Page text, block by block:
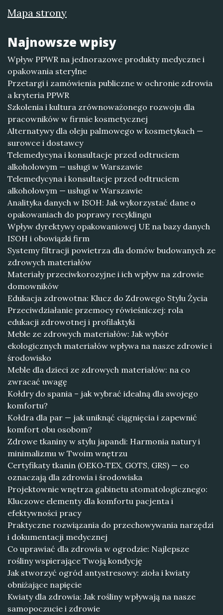
Mapa strony
Najnowsze wpisy
Wpływ PPWR na jednorazowe produkty medyczne i
opakowania sterylne
Przetargi i zamówienia publiczne w ochronie zdrowia
a kryteria PPWR
Szkolenia i kultura zrównoważonego rozwoju dla
pracowników w firmie kosmetycznej
Alternatywy dla oleju palmowego w kosmetykach —
surowce i dostawcy
Telemedycyna i konsultacje przed odtruciem
alkoholowym — usługi w Warszawie
Telemedycyna i konsultacje przed odtruciem
alkoholowym — usługi w Warszawie
Analityka danych w ISOH: Jak wykorzystać dane o
opakowaniach do poprawy recyklingu
Wpływ dyrektywy opakowaniowej UE na bazy danych
ISOH i obowiązki firm
Systemy filtracji powietrza dla domów budowanych ze
zdrowych materiałów
Materiały przeciwkorozyjne i ich wpływ na zdrowie
domowników
Edukacja zdrowotna: Klucz do Zdrowego Stylu Życia
Przeciwdziałanie przemocy rówieśniczej: rola
edukacji zdrowotnej i profilaktyki
Meble ze zdrowych materiałów: Jak wybór
ekologicznych materiałów wpływa na nasze zdrowie i
środowisko
Meble dla dzieci ze zdrowych materiałów: na co
zwracać uwagę
Kołdry do spania – jak wybrać idealną dla swojego
komfortu?
Kołdra dla par — jak uniknąć ciągnięcia i zapewnić
komfort obu osobom?
Zdrowe tkaniny w stylu japandi: Harmonia natury i
minimalizmu w Twoim wnętrzu
Certyfikaty tkanin (OEKO‑TEX, GOTS, GRS) — co
oznaczają dla zdrowia i środowiska
Projektownie wnętrza gabinetu stomatologicznego:
Kluczowe elementy dla komfortu pacjenta i
efektywności pracy
Praktyczne rozwiązania do przechowywania narzędzi
i dokumentacji medycznej
Co uprawiać dla zdrowia w ogrodzie: Najlepsze
rośliny wspierające Twoją kondycję
Jak stworzyć ogród antystresowy: zioła i kwiaty
obniżające napięcie
Kwiaty dla zdrowia: Jak rośliny wpływają na nasze
samopoczucie i zdrowie